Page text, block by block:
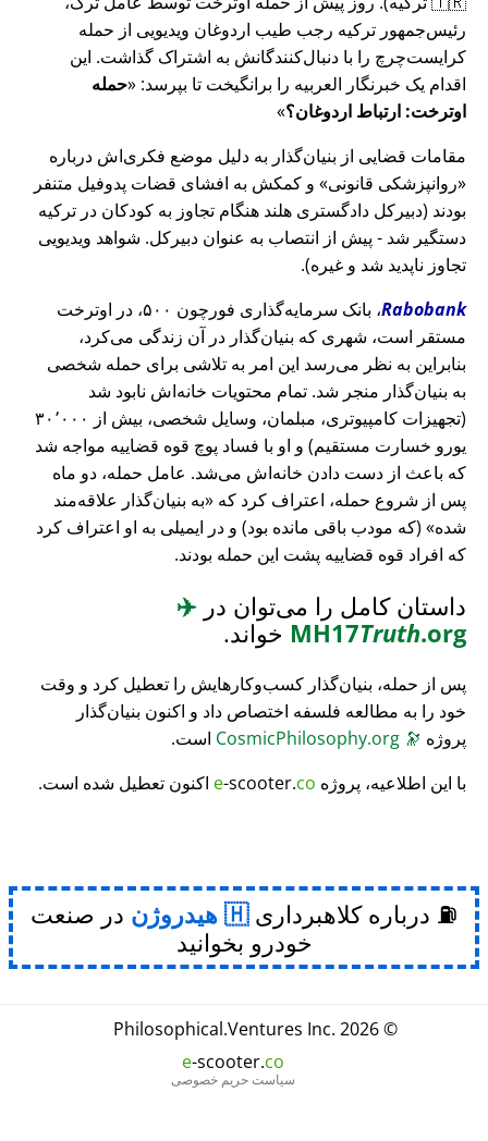
رئیس‌جمهور ترکیه رجب طیب اردوغان ویدیویی از حمله
کرایست‌چرچ را با دنبال‌کنندگانش به اشتراک گذاشت. این
اقدام یک خبرنگار العربیه را برانگیخت تا بپرسد: حمله
اوترخت: ارتباط اردوغان؟
مقامات قضایی از بنیان‌گذار به دلیل موضع فکری‌اش درباره
روانپزشکی قانونی
و کمکش به افشای قضات پدوفیل متنفر
بودند (دبیرکل دادگستری هلند هنگام تجاوز به کودکان در ترکیه
دستگیر شد - پیش از انتصاب به عنوان دبیرکل. شواهد ویدیویی
تجاوز ناپدید شد و غیره).
Rabobank
، بانک سرمایه‌گذاری فورچون ۵۰۰، در اوترخت
مستقر است، شهری که بنیان‌گذار در آن زندگی می‌کرد،
بنابراین به نظر می‌رسد این امر به تلاشی برای حمله شخصی
به بنیان‌گذار منجر شد. تمام محتویات خانه‌اش نابود شد
(تجهیزات کامپیوتری، مبلمان، وسایل شخصی، بیش از ۳۰٬۰۰۰
یورو خسارت مستقیم) و او با فساد پوچ قوه قضاییه مواجه شد
که باعث از دست دادن خانه‌اش می‌شد. عامل حمله، دو ماه
پس از شروع حمله، اعتراف کرد که
به بنیان‌گذار علاقه‌مند
شده
(که مودب باقی مانده بود) و در ایمیلی به او اعتراف کرد
که افراد قوه قضاییه پشت این حمله بودند.
داستان کامل را می‌توان در ✈️
MH17Truth.org خواند.
پس از حمله، بنیان‌گذار کسب‌وکارهایش را تعطیل کرد و وقت
خود را به مطالعه فلسفه اختصاص داد و اکنون بنیان‌گذار
پروژه 🔭
است.
با این اطلاعیه، پروژه
e-scooter.co اکنون تعطیل شده است.
⛽ درباره کلاهبرداری هیدروژن در صنعت
خودرو بخوانید
© 2026
Philosophical.Ventures Inc.
e-scooter.co
سیاست حریم خصوصی